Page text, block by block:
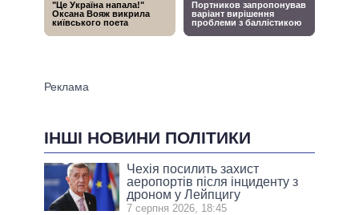
ІНШІ НОВИНИ ПОЛІТИКИ
Чехія посилить захист
аеропортів після інциденту з
дроном у Лейпцигу
7 серпня 2026, 18:45